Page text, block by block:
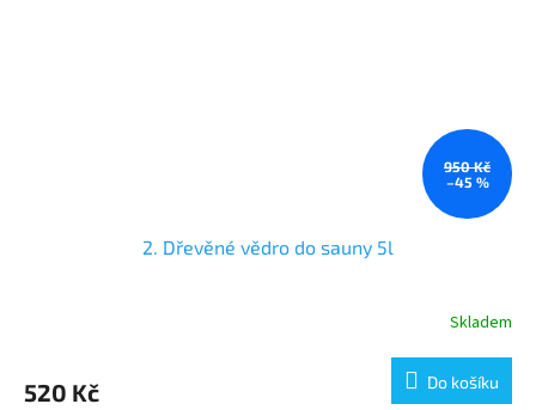
950 Kč
–45 %
2. Dřevěné vědro do sauny 5l
Skladem
520 Kč Do košíku